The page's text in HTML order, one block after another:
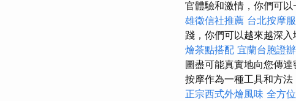
官體驗和激情，你們可
雄徵信社推薦 台北按摩
踐，你們可以越來越深
燴茶點搭配 宜蘭台胞證
圖盡可能真實地向您傳
按摩作為一種工具和方
正宗西式外燴風味 全方